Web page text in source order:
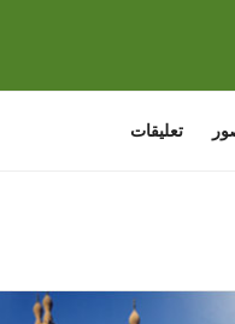
تعليقات